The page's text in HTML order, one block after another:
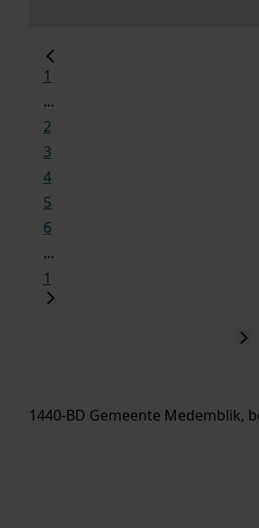
1
...
2
3
4
5
6
...
1
1440-BD Gemeente Medemblik,